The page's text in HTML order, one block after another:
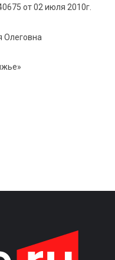
от 02 июля 2010г.
Олеговна